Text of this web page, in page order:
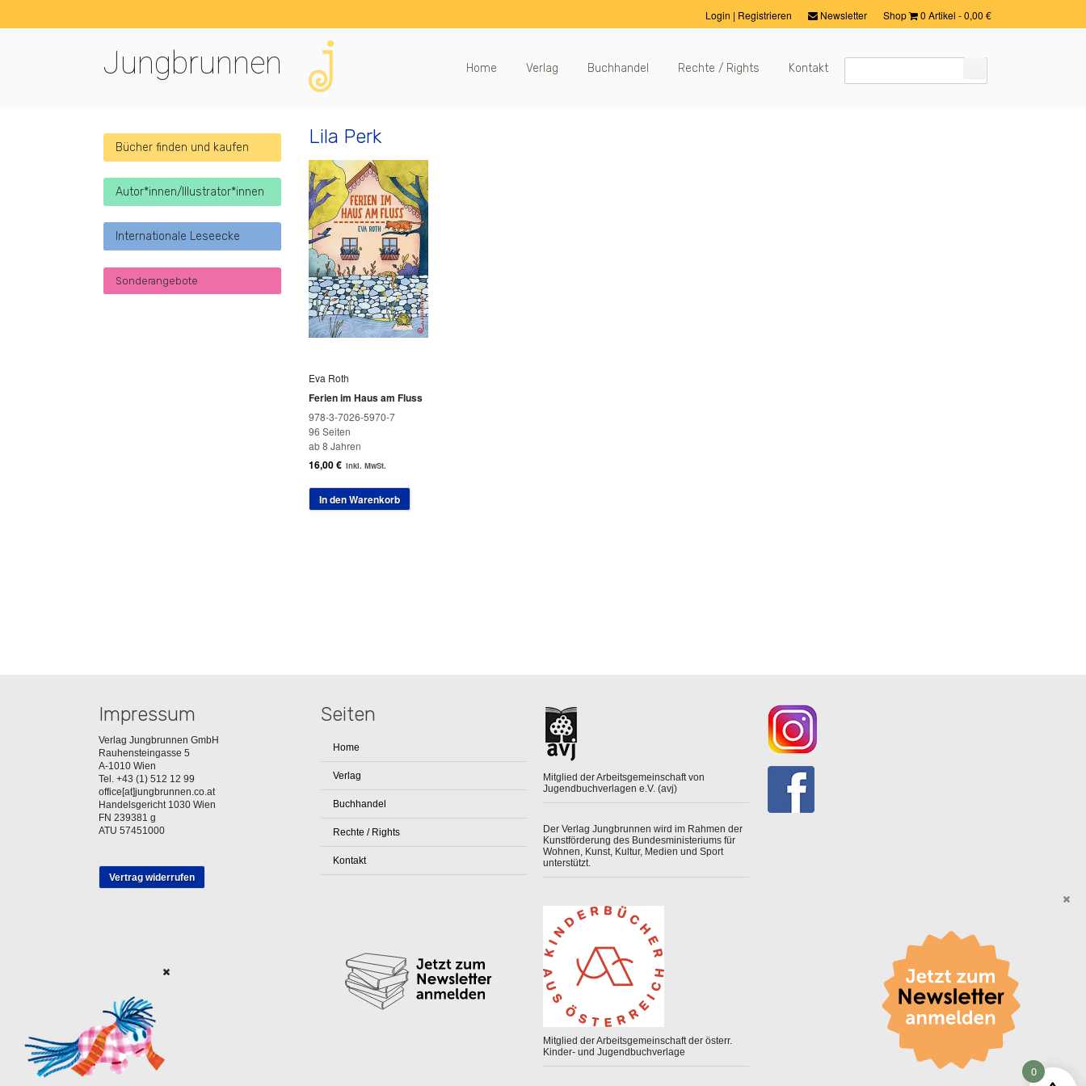
Shop 0 Artikel -0,00 €
Newsletter
Login | Registrieren
Jungbrunnen Home Verlag Buchhandel Rechte / Rights Kontakt
Lila Perk
Eva Roth
Ferien im Haus am Fluss
978-3-7026-5970-7
96 Seiten
ab 8 Jahren
16,00€ inkl. MwSt.
In den Warenkorb
Bücher finden und kaufen
Autor*innen/Illustrator*innen
Internationale Leseecke
Sonderangebote
Impressum
Verlag Jungbrunnen GmbH
Rauhensteingasse 5
A-1010 Wien
Tel. +43 (1) 512 12 99
office[at]jungbrunnen.co.at
Handelsgericht 1030 Wien
FN 239381 g
ATU 57451000
Vertrag widerrufen
Seiten
Home
Verlag
Buchhandel
Rechte / Rights
Kontakt
Mitglied der Arbeitsgemeinschaft von
Jugendbuchverlagen e.V. (avj)
Der Verlag Jungbrunnen wird im Rahmen der
Kunstförderung des Bundesministeriums für
Wohnen, Kunst, Kultur, Medien und Sport
unterstützt.
Mitglied der Arbeitsgemeinschaft der österr.
Kinder- und Jugendbuchverlage
0